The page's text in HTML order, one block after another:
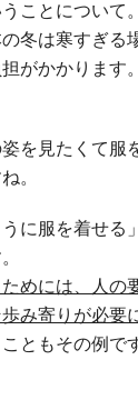
ことについて。
冬は寒すぎ
がかかりま
を見たくて
。
に服を着せ
めには、人
み寄りが必要
ともその例で